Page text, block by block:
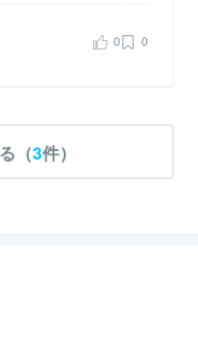
0 0
（3件）